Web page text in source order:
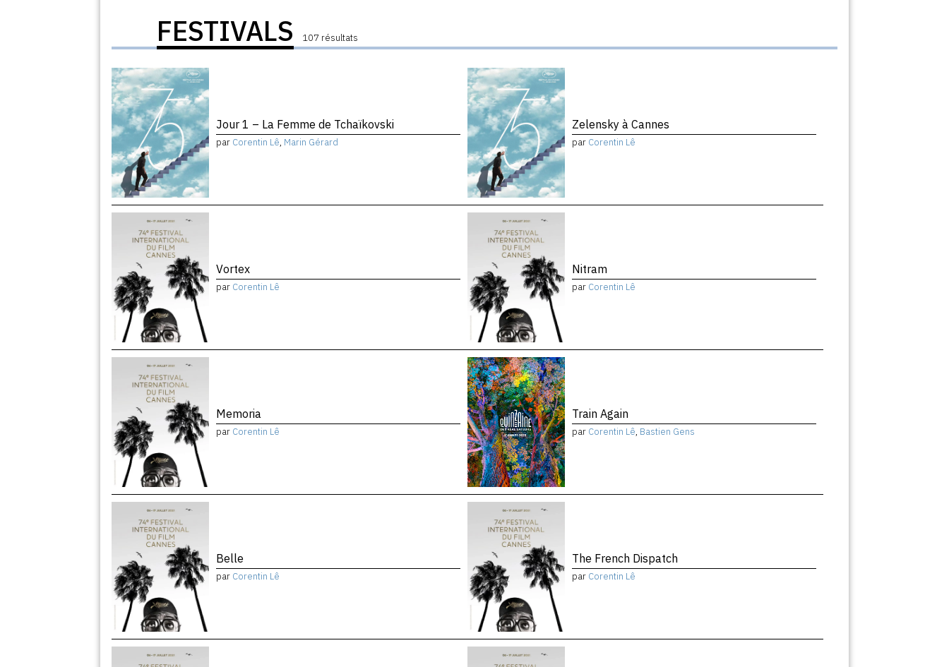
FESTIVALS 107 résultats
Jour 1 – La Femme de Tchaïkovski
par Corentin Lê, Marin Gérard
Zelensky à Cannes
par Corentin Lê
Vortex
par Corentin Lê
Nitram
par Corentin Lê
Memoria
par Corentin Lê
Train Again
par Corentin Lê, Bastien Gens
Belle
par Corentin Lê
The French Dispatch
par Corentin Lê